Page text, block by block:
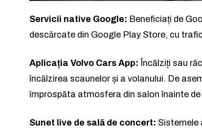
Servicii native Google: Beneficiați de
descărcate din Google Play Store, cu
Aplicația Volvo Cars App: Încălziți sau
încălzirea scaunelor și a volanului. De
împrospăta atmosfera din salon înainte
Sunet live de sală de concert: Sistemele